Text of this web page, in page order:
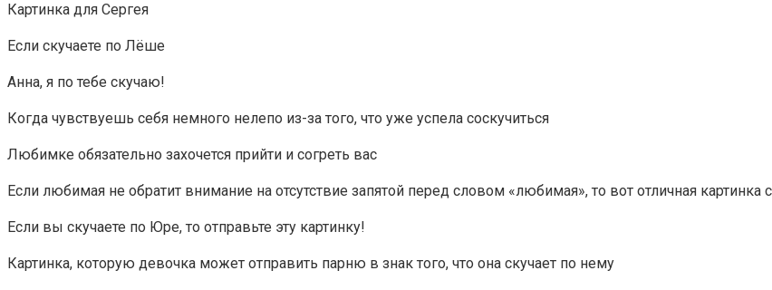
Картинка для Сергея
Если скучаете по Лёше
Анна, я по тебе скучаю!
Когда чувствуешь себя немного нелепо из-за того, что уже успела соскучиться
Любимке обязательно захочется прийти и согреть вас
Если любимая не обратит внимание на отсутствие запятой перед словом «любимая», то вот отличная
Если вы скучаете по Юре, то отправьте эту картинку!
Картинка, которую девочка может отправить парню в знак того, что она скучает по нему